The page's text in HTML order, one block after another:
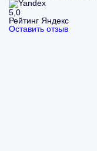
5,0
Рейтинг Яндекс
Оставить отзыв